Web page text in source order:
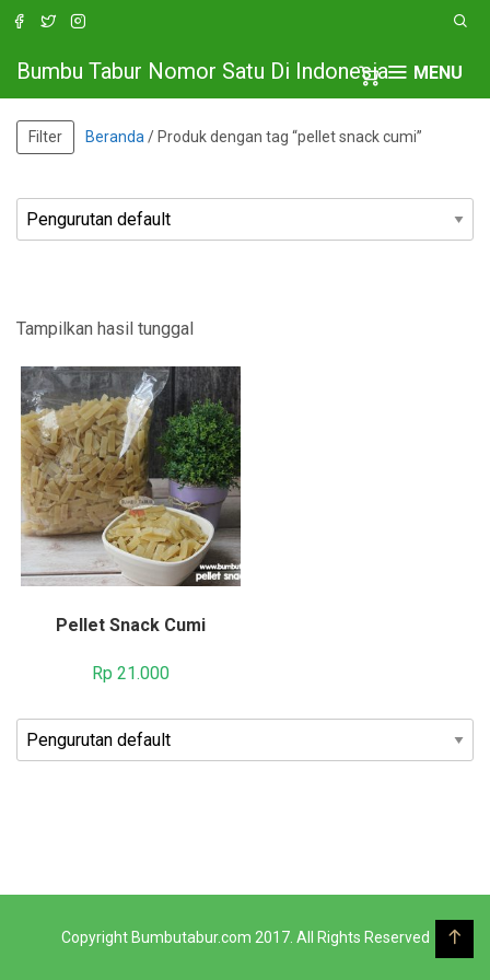
MENU
Bumbu Tabur Nomor Satu Di Indonesia
Filter Beranda / Produk dengan tag “pellet snack cumi”
Tampilkan hasil tunggal
Pellet Snack Cumi
Rp 21.000
Copyright Bumbutabur.com 2017. All Rights Reserved